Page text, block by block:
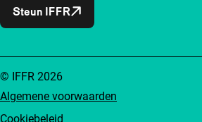
Steun IFFR
Algemene voorwaarden
Cookiebeleid
© IFFR 2026